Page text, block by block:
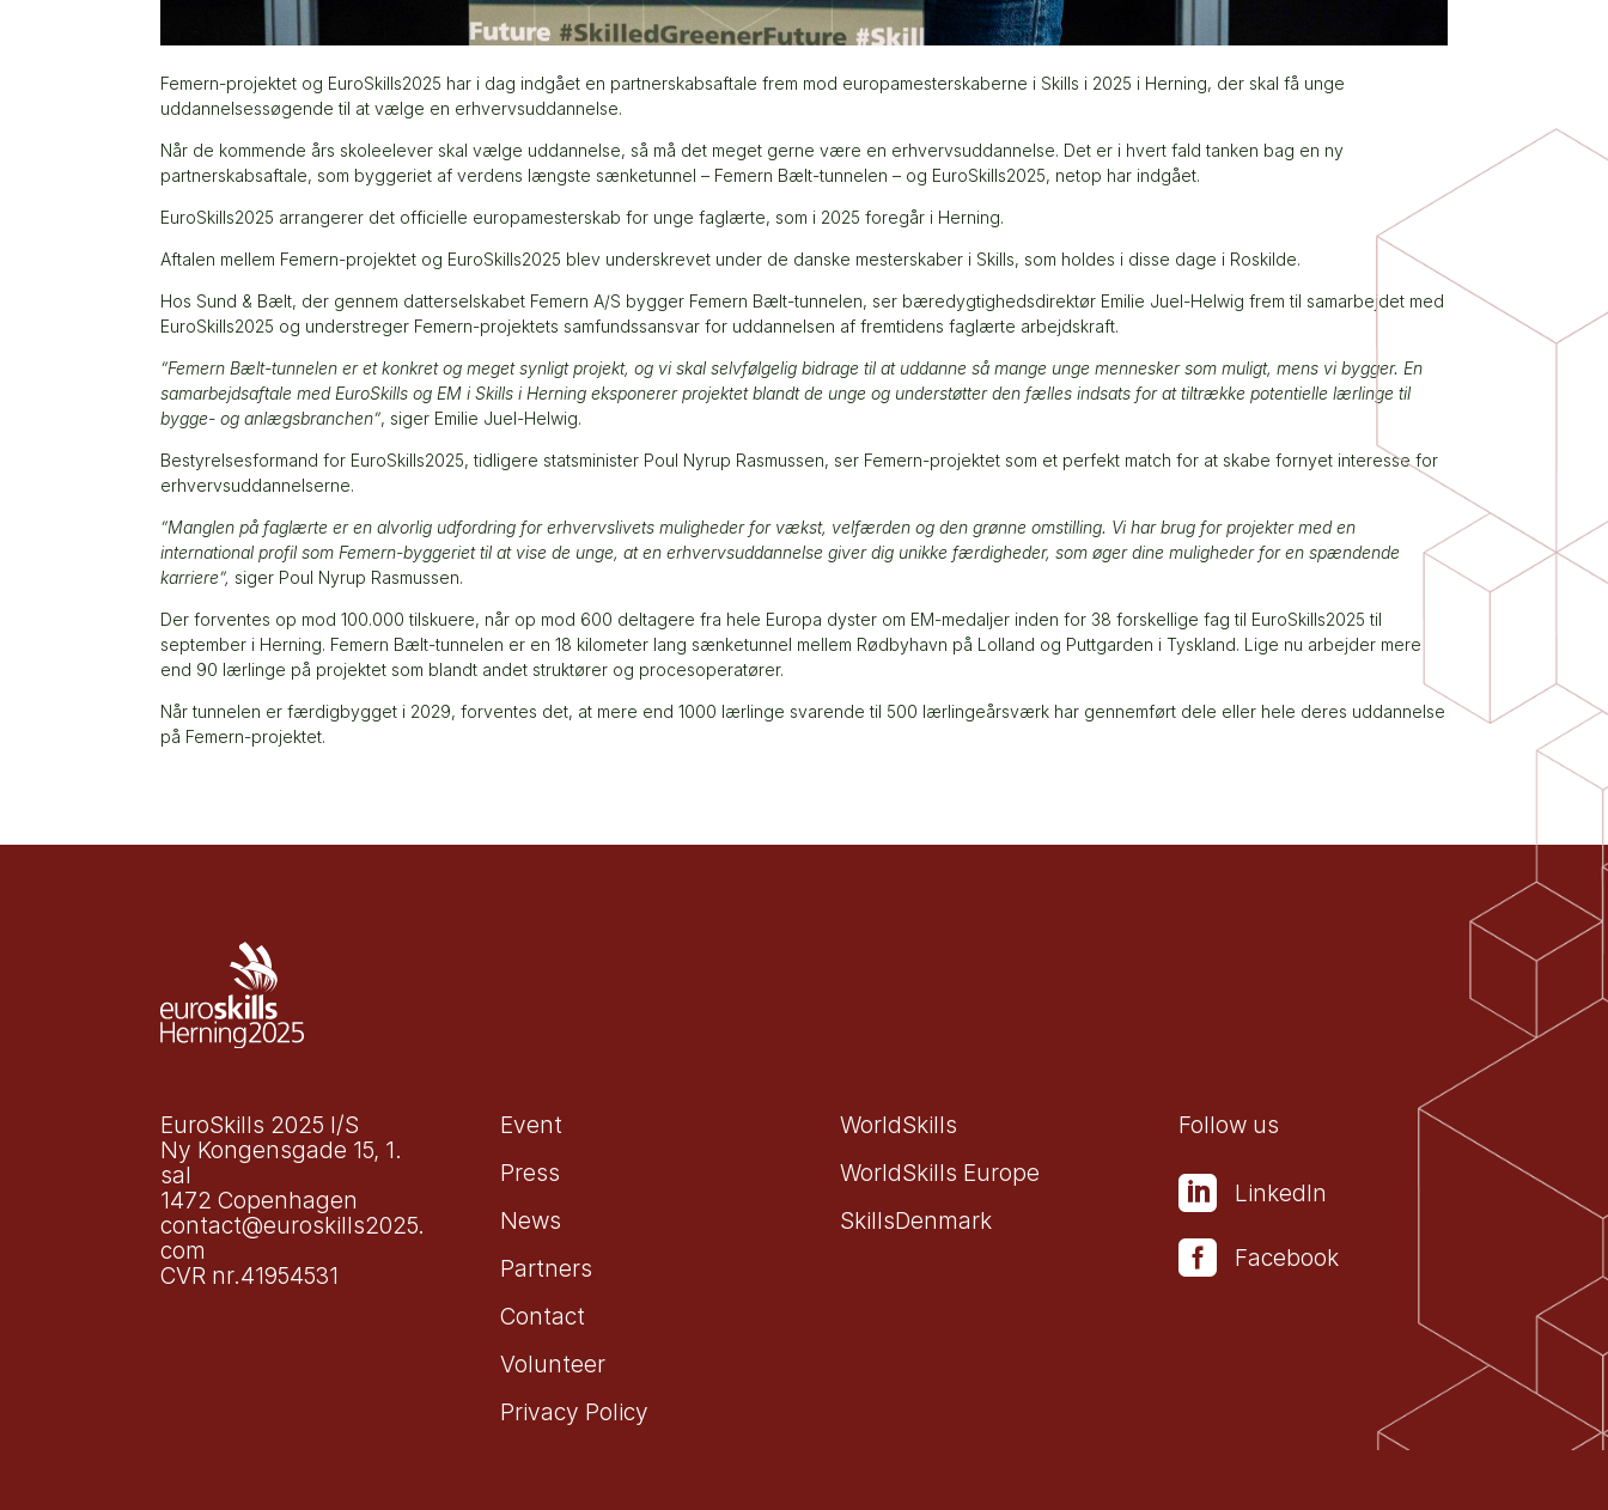
Femern-projektet og EuroSkills2025 har i dag indgået en partnerskabsaftale frem mod europamesterskaberne i Skills i 2025 i Herning, der skal få unge
uddannelsessøgende til at vælge en erhvervsuddannelse.
Når de kommende års skoleelever skal vælge uddannelse, så må det meget gerne være en erhvervsuddannelse. Det er i hvert fald tanken bag en ny
partnerskabsaftale, som byggeriet af verdens længste sænketunnel – Femern Bælt-tunnelen – og EuroSkills2025, netop har indgået.
EuroSkills2025 arrangerer det officielle europamesterskab for unge faglærte, som i 2025 foregår i Herning.
Aftalen mellem Femern-projektet og EuroSkills2025 blev underskrevet under de danske mesterskaber i Skills, som holdes i disse dage i Roskilde.
Hos Sund & Bælt, der gennem datterselskabet Femern A/S bygger Femern Bælt-tunnelen, ser bæredygtighedsdirektør Emilie Juel-Helwig frem til samarbejdet med
EuroSkills2025 og understreger Femern-projektets samfundssansvar for uddannelsen af fremtidens faglærte arbejdskraft.
”Femern Bælt-tunnelen er et konkret og meget synligt projekt, og vi skal selvfølgelig bidrage til at uddanne så mange unge mennesker som muligt, mens vi bygger. En
samarbejdsaftale med EuroSkills og EM i Skills i Herning eksponerer projektet blandt de unge og understøtter den fælles indsats for at tiltrække potentielle lærlinge til
bygge- og anlægsbranchen”, siger Emilie Juel-Helwig.
Bestyrelsesformand for EuroSkills2025, tidligere statsminister Poul Nyrup Rasmussen, ser Femern-projektet som et perfekt match for at skabe fornyet interesse for
erhvervsuddannelserne.
”Manglen på faglærte er en alvorlig udfordring for erhvervslivets muligheder for vækst, velfærden og den grønne omstilling. Vi har brug for projekter med en
international profil som Femern-byggeriet til at vise de unge, at en erhvervsuddannelse giver dig unikke færdigheder, som øger dine muligheder for en spændende
karriere”, siger Poul Nyrup Rasmussen.
Der forventes op mod 100.000 tilskuere, når op mod 600 deltagere fra hele Europa dyster om EM-medaljer inden for 38 forskellige fag til EuroSkills2025 til
september i Herning. Femern Bælt-tunnelen er en 18 kilometer lang sænketunnel mellem Rødbyhavn på Lolland og Puttgarden i Tyskland. Lige nu arbejder mere
end 90 lærlinge på projektet som blandt andet struktører og procesoperatører.
Når tunnelen er færdigbygget i 2029, forventes det, at mere end 1000 lærlinge svarende til 500 lærlingeårsværk har gennemført dele eller hele deres uddannelse
på Femern-projektet.
EuroSkills 2025 I/S
Ny Kongensgade 15, 1.
sal
1472 Copenhagen
contact@euroskills2025.
com
CVR nr.41954531
Event
Press
News
Partners
Contact
Volunteer
Privacy Policy
WorldSkills
WorldSkills Europe
SkillsDenmark
Follow us
 LinkedIn
 Facebook